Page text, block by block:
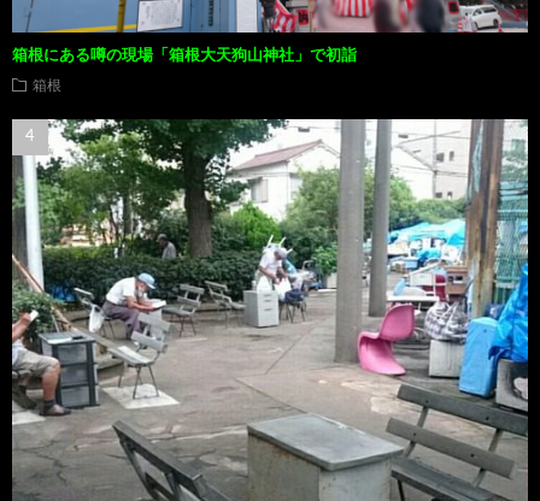
箱根にある噂の現場「箱根大天狗山神社」で初詣
箱根